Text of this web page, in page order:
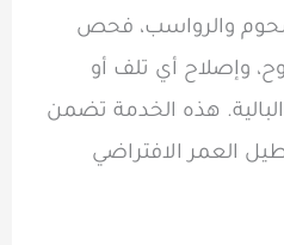
والرواسب، فحص
وإصلاح أي تلف أو
البالية. هذه الخدمة تضمن
العمر الافتراضي